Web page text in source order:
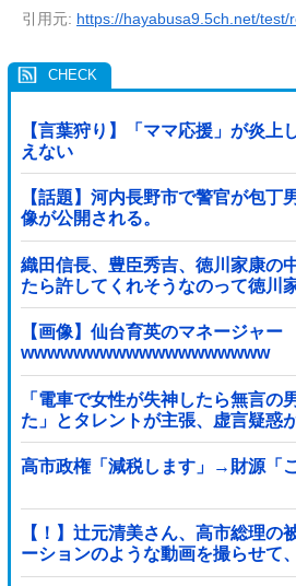
引用元: https://hayabusa9.5ch.net/
【言葉狩り】「ママ応援」が炎
えない
【話題】河内長野市で警官が包丁
像が公開される。
織田信長、豊臣秀吉、徳川家康の
たら許してくれそうなのって徳川
【画像】仙台育英のマネージャー
wwwwwwwwwwwwwwwwwww
「電車で女性が失神したら無言の
た」とタレントが主張、虚言疑惑
を発見した」と追加主張するも
高市政権「減税します」→財源「
【！】辻元清美さん、高市総理の
ーションのような動画を撮らせて
ｗｗｗｗｗｗｗｗｗｗｗｗｗｗ